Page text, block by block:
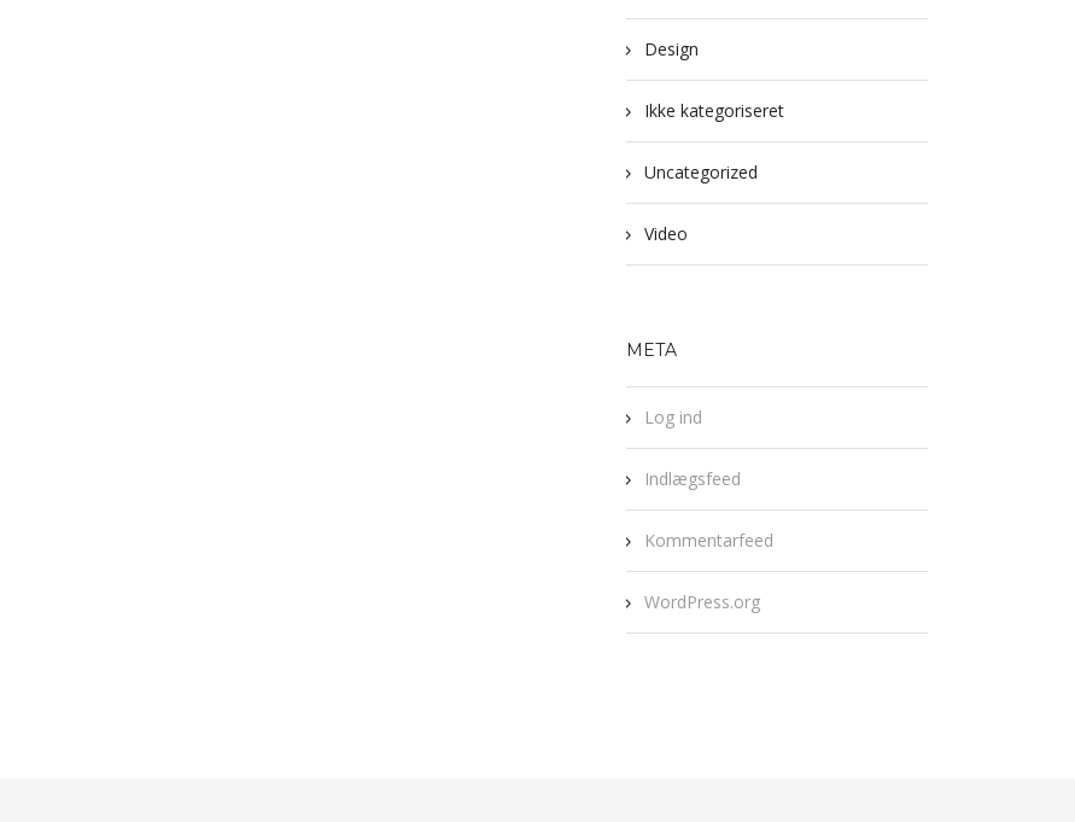
Design
Ikke kategoriseret
Uncategorized
Video
META
Log ind
Indlægsfeed
Kommentarfeed
WordPress.org